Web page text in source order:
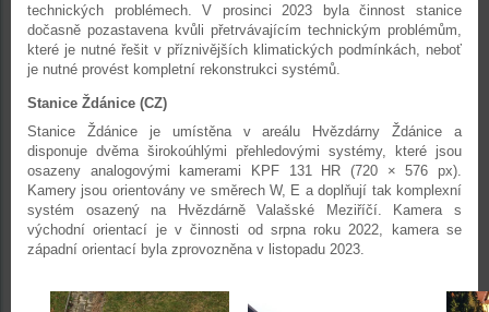
technických problémech. V prosinci 2023 byla činnost stanice
dočasně pozastavena kvůli přetrvávajícím technickým problémům,
které je nutné řešit v příznivějších klimatických podmínkách, neboť
je nutné provést kompletní rekonstrukci systémů.
Stanice Ždánice (CZ)
Stanice Ždánice je umístěna v areálu Hvězdárny Ždánice a
disponuje dvěma širokoúhlými přehledovými systémy, které jsou
osazeny analogovými kamerami KPF 131 HR (720 × 576 px).
Kamery jsou orientovány ve směrech W, E a doplňují tak komplexní
systém osazený na Hvězdárně Valašské Meziříčí. Kamera s
východní orientací je v činnosti od srpna roku 2022, kamera se
západní orientací byla zprovozněna v listopadu 2023.